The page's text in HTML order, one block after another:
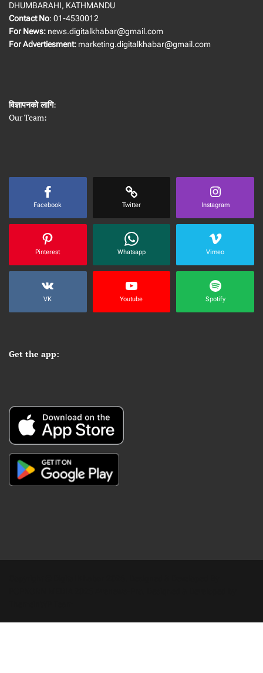
DHUMBARAHI, KATHMANDU
Contact No: 01-4530012
For News: news.digitalkhabar@gmail.com
For Advertiesment: marketing.digitalkhabar@gmail.com
विज्ञापनको लागि:
Our Team:
Facebook Twitter Instagram
Pinterest Whatsapp Vimeo
VK Youtube Spotify
Get the app: